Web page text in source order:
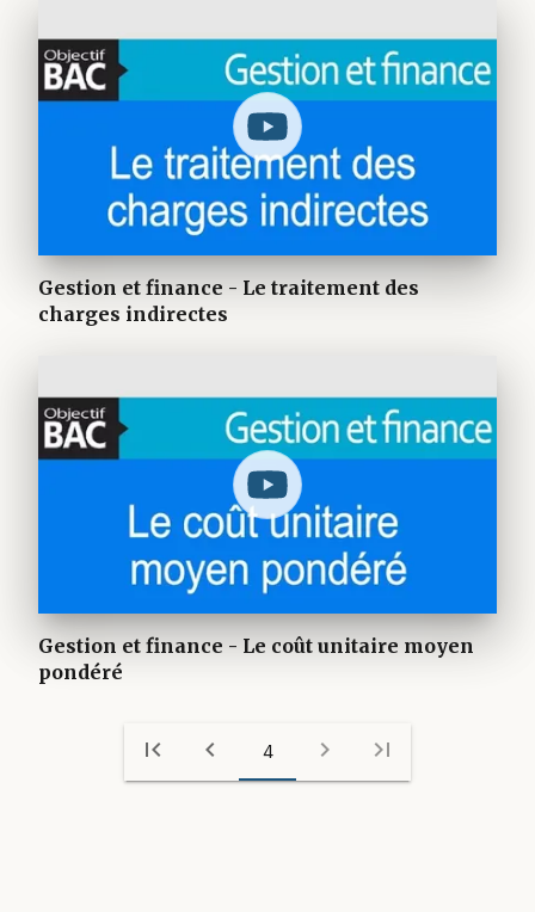
Gestion et finance - Le traitement des
charges indirectes
Gestion et finance - Le coût unitaire moyen
pondéré
first_page chevron_left 4 chevron_right last_page